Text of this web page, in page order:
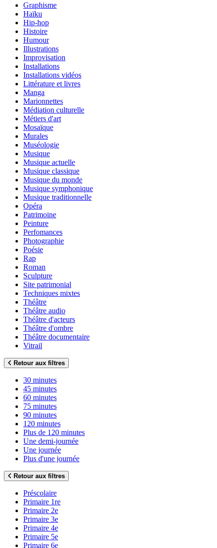
Graphisme
Haïku
Hip-hop
Histoire
Humour
Illustrations
Improvisation
Installations
Installations vidéos
Littérature et livres
Manga
Marionnettes
Médiation culturelle
Métiers d'art
Mosaïque
Murales
Muséologie
Musique
Musique actuelle
Musique classique
Musique du monde
Musique symphonique
Musique traditionnelle
Opéra
Patrimoine
Peinture
Perfomances
Photographie
Poésie
Rap
Roman
Sculpture
Site patrimonial
Techniques mixtes
Théâtre
Théâtre audio
Théâtre d'acteurs
Théâtre d'ombre
Théâtre documentaire
Vitrail
Retour aux filtres
30 minutes
45 minutes
60 minutes
75 minutes
90 minutes
120 minutes
Plus de 120 minutes
Une demi-journée
Une journée
Plus d'une journée
Retour aux filtres
Préscolaire
Primaire 1re
Primaire 2e
Primaire 3e
Primaire 4e
Primaire 5e
Primaire 6e